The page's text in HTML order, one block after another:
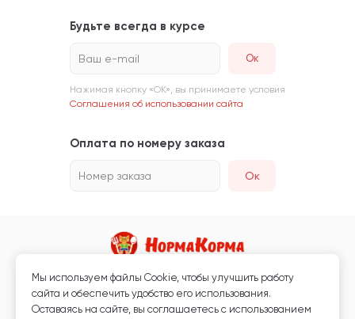
Будьте всегда в курсе
Ваш e-mail
Нажимая кнопку «ОК», вы принимаете условия
Соглашения об использовании сайта
Оплата по номеру заказа
Номер заказа Ок
Магазин кормов для животных и ветаптека
Любая информация, размещённая на сайте, не является публичной
офертой.
Мы используем файлы Сookie, чтобы улучшить работу
сайта и обеспечить удобство его использования.
Оставаясь на сайте, вы соглашаетесь с использованием